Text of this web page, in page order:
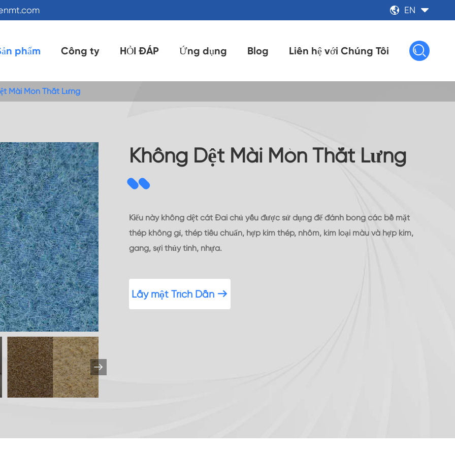
 EN 
phẩm Công ty HỎI ĐÁP Ứng dụng Blog Liên hệ với Chúng Tôi 
Mài Mòn Thắt Lưng

Không Dệt Mài Mòn Thắt Lưng
Kiểu này không dệt cát Đai chủ yếu được sử dụng để đánh bóng các bề mặt
thép không gỉ, thép tiêu chuẩn, hợp kim thép, nhôm, kim loại màu và hợp kim,
gang, sợi thủy tinh, nhựa.
Lấy một Trích Dẫn 